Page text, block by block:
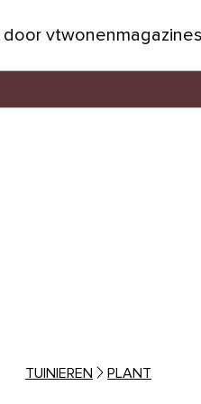
vtwonenmagazines
TUINIEREN PLANT